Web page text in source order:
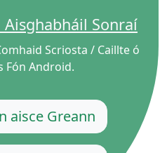
Sonraí
Scriosta / Caillte ó
Fón Android.
aisce Greann